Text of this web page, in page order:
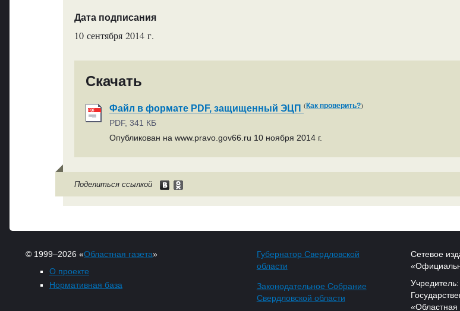
Дата подписания
10 сентября 2014 г.
Скачать
Файл в формате PDF, защищенный ЭЦП (Как проверить?)
PDF, 341 КБ
Опубликован на www.pravo.gov66.ru 10 ноября 2014 г.
Поделиться ссылкой
© 1999–2026 «Областная газета»
О проекте
Нормативная база
Губернатор Свердловской
области
Законодательное Собрание
Свердловской области
Сетевое
Учредитель:
«Областная